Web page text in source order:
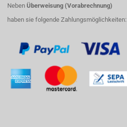
Neben Überweisung (Vorabrechnung)
haben sie folgende Zahlungsmöglichkeiten: